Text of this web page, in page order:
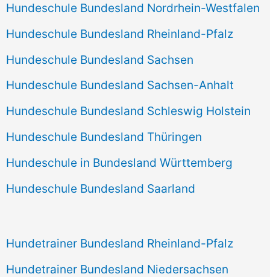
Hundeschule Bundesland Nordrhein-Westfalen
Hundeschule Bundesland Rheinland-Pfalz
Hundeschule Bundesland Sachsen
Hundeschule Bundesland Sachsen-Anhalt
Hundeschule Bundesland Schleswig Holstein
Hundeschule Bundesland Thüringen
Hundeschule in Bundesland Württemberg
Hundeschule Bundesland Saarland
Hundetrainer Bundesland Rheinland-Pfalz
Hundetrainer Bundesland Niedersachsen